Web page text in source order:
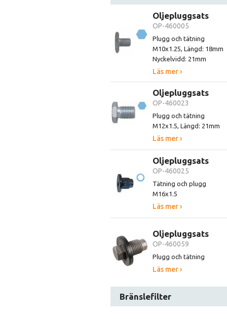
Oljepluggsats
OP-460005
Plugg och tätning
M10x1.25, Längd: 18mm
Nyckelvidd: 21mm
Läs mer ›
Oljepluggsats
OP-460023
Plugg och tätning
M12x1.5, Längd: 21mm
Läs mer ›
Oljepluggsats
OP-460025
Tätning och plugg
M16x1.5
Läs mer ›
Oljepluggsats
OP-460059
Plugg och tätning
Läs mer ›
Bränslefilter